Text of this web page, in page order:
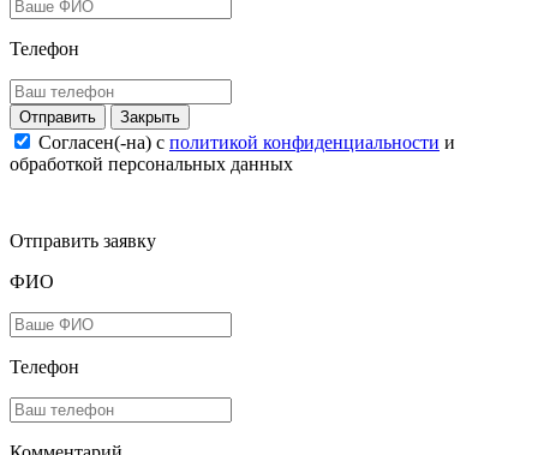
Телефон
Закрыть
Согласен(-на) c политикой конфиденциальности и
обработкой персональных данных
Отправить заявку
ФИО
Телефон